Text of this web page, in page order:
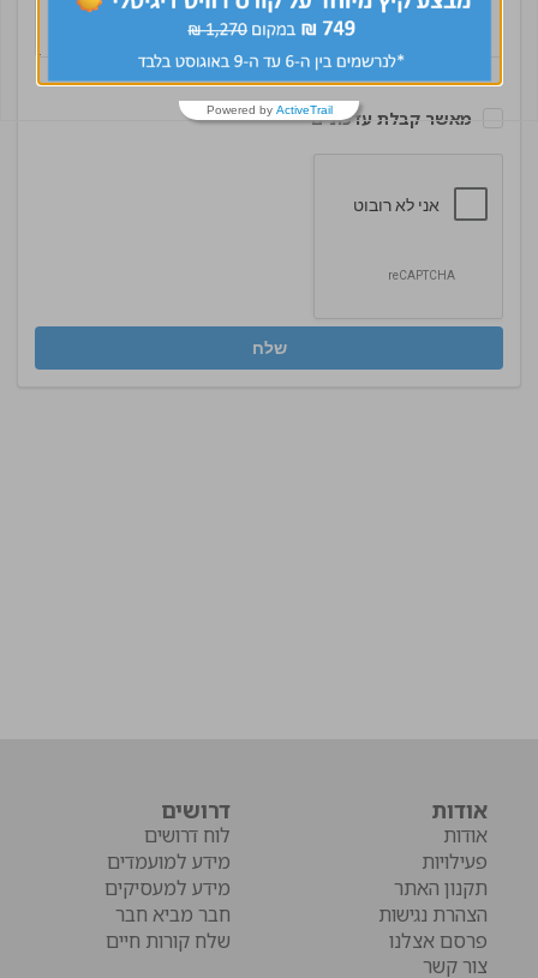
מאשר קבלת עדכונים
אודות
אודות
פעילויות
תקנון האתר
הצהרת נגישות
פרסם אצלנו
צור קשר
דרושים
לוח דרושים
מידע למועמדים
מידע למעסיקים
חבר מביא חבר
שלח קורות חיים
Powered by ActiveTrail